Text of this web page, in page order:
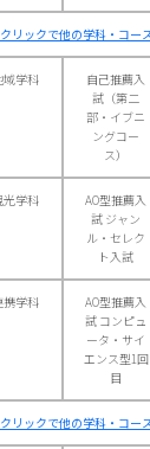
リックで他の学科・コー
域学科
自己推薦入
試（第二
部・イブニ
ングコー
ス）
光学科
AO型推薦入
試 ジャン
ル・セレク
ト入試
携学科
AO型推薦入
試 コンピュ
ータ・サイ
エンス型1回
目
リックで他の学科・コー